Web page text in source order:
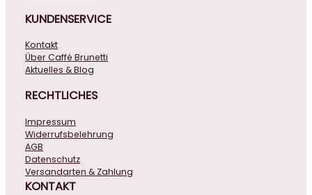
KUNDENSERVICE
Kontakt
Über Caffé Brunetti
Aktuelles & Blog
RECHTLICHES
Impressum
Widerrufsbelehrung
AGB
Datenschutz
Versandarten & Zahlung
KONTAKT